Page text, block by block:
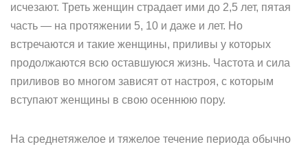
исчезают. Треть женщин страдает ими до 2,5 лет, пятая
часть — на протяжении 5, 10 и даже и лет. Но
встречаются и такие женщины, приливы у которых
продолжаются всю оставшуюся жизнь. Частота и сила
приливов во многом зависят от настроя, с которым
вступают женщины в свою осеннюю пору.
На среднетяжелое и тяжелое течение периода обычно